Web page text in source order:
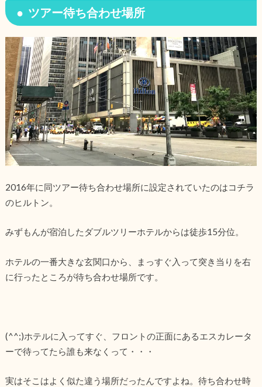
ツアー待ち合わせ場所
2016年に同ツアー待ち合わせ場所に設定されていたのはコチラ
のヒルトン。
みずもんが宿泊したダブルツリーホテルからは徒歩15分位。
ホテルの一番大きな玄関口から、まっすぐ入って突き当りを右
に行ったところが待ち合わせ場所です。
(^^;)ホテルに入ってすぐ、フロントの正面にあるエスカレータ
ーで待ってたら誰も来なくって・・・
実はそこはよく似た違う場所だったんですよね。待ち合わせ時